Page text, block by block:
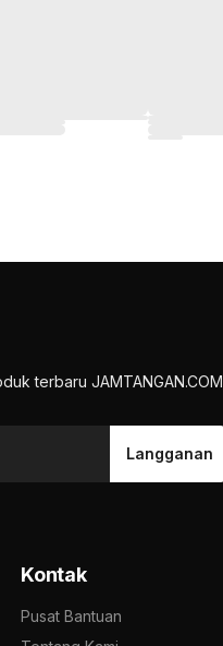
terbaru JAMTANGAN.COM
Langganan
Kontak
Pusat Bantuan